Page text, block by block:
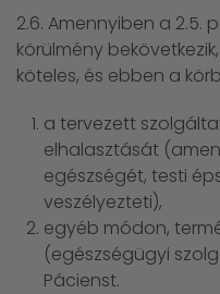
2.6. Amennyiben a
körülmény
köteles, és ebben a
a tervezett
elhalasztását
egészségét, testi
veszélyezteti),
egyéb módon,
(egészségügyi
Pácienst.